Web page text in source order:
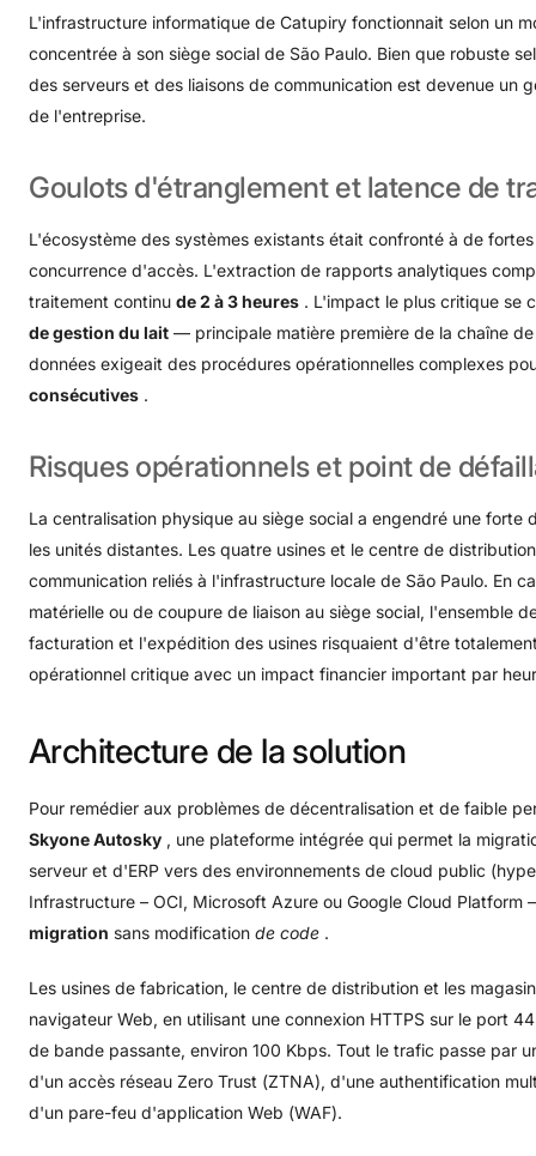
L'infrastructure informatique de Catupiry fonctionnait selon un
concentrée à son siège social de São Paulo. Bien que robuste
des serveurs et des liaisons de communication est devenue un
de l'entreprise.
Goulots d'étranglement et latence de
L'écosystème des systèmes existants était confronté à de
concurrence d'accès. L'extraction de rapports analytiques
traitement continu de 2 à 3 heures . L'impact le plus critique se
de gestion du lait — principale matière première de la chaîne
données exigeait des procédures opérationnelles complexes
consécutives .
Risques opérationnels et point de
La centralisation physique au siège social a engendré une
les unités distantes. Les quatre usines et le centre de
communication reliés à l'infrastructure locale de São Paulo. En
matérielle ou de coupure de liaison au siège social, l'ensemble
facturation et l'expédition des usines risquaient d'être
opérationnel critique avec un impact financier important par
Architecture de la solution
Pour remédier aux problèmes de décentralisation et de faible
Skyone Autosky , une plateforme intégrée qui permet la
serveur et d'ERP vers des environnements de cloud public
Infrastructure – OCI, Microsoft Azure ou Google Cloud Platform
migration sans modification de code .
Les usines de fabrication, le centre de distribution et les
navigateur Web, en utilisant une connexion HTTPS sur le port
de bande passante, environ 100 Kbps. Tout le trafic passe par
d'un accès réseau Zero Trust (ZTNA), d'une authentification
d'un pare-feu d'application Web (WAF).